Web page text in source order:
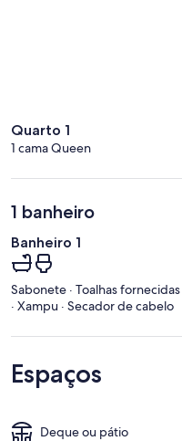
Quarto 1
1 cama Queen
1 banheiro
Banheiro 1
Sabonete · Toalhas
· Xampu · Secador de cabelo
Espaços
Deque ou pátio